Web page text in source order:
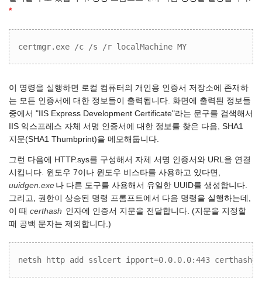
*
certmgr.exe /c /s /r localMachine MY
이 명령을 실행하면 로컬 컴퓨터의 개인용 인증서 저장소에 존재하
는 모든 인증서에 대한 정보들이 출력됩니다. 화면에 출력된 정보들
중에서 "IIS Express Development Certificate"라는 문구를 검색해서
IIS 익스프레스 자체 서명 인증서에 대한 정보를 찾은 다음, SHA1
지문(SHA1 Thumbprint)을 메모해둡니다.
그런 다음에 HTTP.sys를 구성해서 자체 서명 인증서와 URL을 연결
시킵니다. 윈도우 7이나 윈도우 비스타를 사용하고 있다면,
uuidgen.exe 나 다른 도구를 사용해서 유일한 UUID를 생성합니다.
그리고, 권한이 상승된 명령 프롬프트에서 다음 명령을 실행하는데,
이 때 certhash 인자에 인증서 지문을 전달합니다. (지문을 지정할
때 공백 문자는 제외합니다.)
netsh http add sslcert ipport=0.0.0.0:443